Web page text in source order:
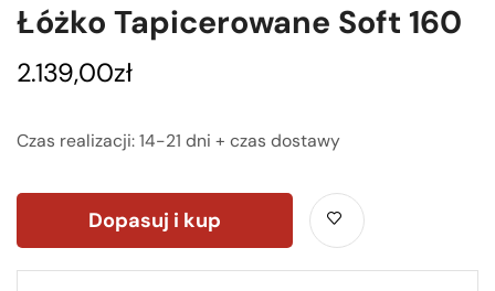
Łóżko Tapicerowane Soft 160
2.139,00zł
Czas realizacji: 14-21 dni + czas dostawy
Dopasuj i kup